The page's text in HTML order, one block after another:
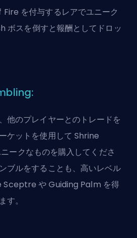
を付与するレアでユニーク
ボスを倒すと報酬としてドロッ
他のプレイヤーとのトレードを
ケットを使用して Shrine
ークなものを購入してくださ
ブルをすることも、高いレベル
Sceptre や Guiding Palm を得
す。